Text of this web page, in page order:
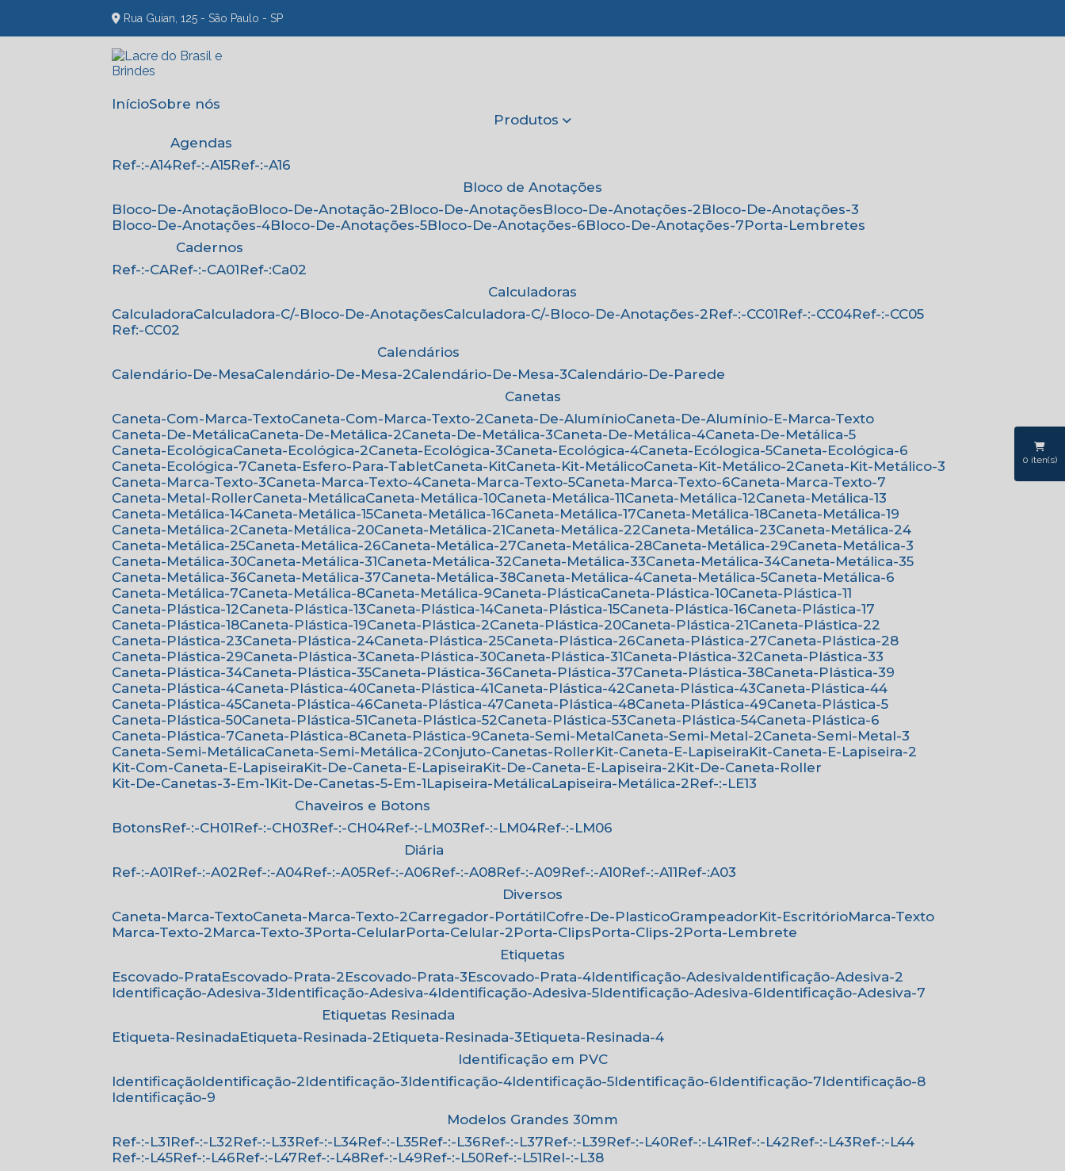
Rua Guian, 125 - São Paulo - SP
Início Sobre nós
Produtos
Agendas
Ref-:-A14
Ref-:-A15
Ref-:-A16
Bloco de Anotações
Bloco-De-Anotação
Bloco-De-Anotação-2 Bloco-De-Anotações Bloco-De-Anotações-2
Bloco-De-Anotações-3
Bloco-De-Anotações-4
Bloco-De-Anotações-5 Bloco-De-Anotações-6 Bloco-De-Anotações-7
Porta-Lembretes
Cadernos
Ref-:-CA
Ref-:-CA01
Ref-:Ca02
Calculadoras
Calculadora
Calculadora-C/-Bloco-De-Anotações Calculadora-C/-Bloco-De-Anotações-2 Ref-:-CC01 Ref-:-CC04
Ref-:-CC05
Ref:-CC02
Calendários
Calendário-De-Mesa
Calendário-De-Mesa-2 Calendário-De-Mesa-3
Calendário-De-Parede
Canetas
Caneta-Com-Marca-Texto
Caneta-Com-Marca-Texto-2 Caneta-De-Alumínio
Caneta-De-Alumínio-E-Marca-Texto
Caneta-De-Metálica
Caneta-De-Metálica-2 Caneta-De-Metálica-3 Caneta-De-Metálica-4
Caneta-De-Metálica-5
Caneta-Ecológica
Caneta-Ecológica-2 Caneta-Ecológica-3 Caneta-Ecológica-4 Caneta-Ecólogica-5
Caneta-Ecológica-6
Caneta-Ecológica-7
Caneta-Esfero-Para-Tablet Caneta-Kit Caneta-Kit-Metálico Caneta-Kit-Metálico-2
Caneta-Kit-Metálico-3
Caneta-Marca-Texto-3
Caneta-Marca-Texto-4 Caneta-Marca-Texto-5 Caneta-Marca-Texto-6
Caneta-Marca-Texto-7
Caneta-Metal-Roller
Caneta-Metálica Caneta-Metálica-10 Caneta-Metálica-11 Caneta-Metálica-12
Caneta-Metálica-13
Caneta-Metálica-14
Caneta-Metálica-15 Caneta-Metálica-16 Caneta-Metálica-17 Caneta-Metálica-18
Caneta-Metálica-19
Caneta-Metálica-2
Caneta-Metálica-20 Caneta-Metálica-21 Caneta-Metálica-22 Caneta-Metálica-23
Caneta-Metálica-24
Caneta-Metálica-25
Caneta-Metálica-26 Caneta-Metálica-27 Caneta-Metálica-28 Caneta-Metálica-29
Caneta-Metálica-3
Caneta-Metálica-30
Caneta-Metálica-31 Caneta-Metálica-32 Caneta-Metálica-33 Caneta-Metálica-34
Caneta-Metálica-35
Caneta-Metálica-36
Caneta-Metálica-37 Caneta-Metálica-38 Caneta-Metálica-4 Caneta-Metálica-5
Caneta-Metálica-6
Caneta-Metálica-7
Caneta-Metálica-8 Caneta-Metálica-9 Caneta-Plástica Caneta-Plástica-10
Caneta-Plástica-11
Caneta-Plástica-12
Caneta-Plástica-13 Caneta-Plástica-14 Caneta-Plástica-15 Caneta-Plástica-16
Caneta-Plástica-17
Caneta-Plástica-18
Caneta-Plástica-19 Caneta-Plástica-2 Caneta-Plástica-20 Caneta-Plástica-21
Caneta-Plástica-22
Caneta-Plástica-23
Caneta-Plástica-24 Caneta-Plástica-25 Caneta-Plástica-26 Caneta-Plástica-27
Caneta-Plástica-28
Caneta-Plástica-29
Caneta-Plástica-3 Caneta-Plástica-30 Caneta-Plástica-31 Caneta-Plástica-32
Caneta-Plástica-33
Caneta-Plástica-34
Caneta-Plástica-35 Caneta-Plástica-36 Caneta-Plástica-37 Caneta-Plástica-38
Caneta-Plástica-39
Caneta-Plástica-4
Caneta-Plástica-40 Caneta-Plástica-41 Caneta-Plástica-42 Caneta-Plástica-43
Caneta-Plástica-44
Caneta-Plástica-45
Caneta-Plástica-46 Caneta-Plástica-47 Caneta-Plástica-48 Caneta-Plástica-49
Caneta-Plástica-5
Caneta-Plástica-50
Caneta-Plástica-51 Caneta-Plástica-52 Caneta-Plástica-53 Caneta-Plástica-54
Caneta-Plástica-6
Caneta-Plástica-7
Caneta-Plástica-8 Caneta-Plástica-9 Caneta-Semi-Metal Caneta-Semi-Metal-2
Caneta-Semi-Metal-3
Caneta-Semi-Metálica
Caneta-Semi-Metálica-2 Conjuto-Canetas-Roller Kit-Caneta-E-Lapiseira
Kit-Caneta-E-Lapiseira-2
Kit-Com-Caneta-E-Lapiseira
Kit-De-Caneta-E-Lapiseira Kit-De-Caneta-E-Lapiseira-2
Kit-De-Caneta-Roller
Kit-De-Canetas-3-Em-1
Kit-De-Canetas-5-Em-1 Lapiseira-Metálica Lapiseira-Metálica-2
Ref-:-LE13
Chaveiros e Botons
Botons
Ref-:-CH01 Ref-:-CH03 Ref-:-CH04 Ref-:-LM03 Ref-:-LM04
Ref-:-LM06
Diária
Ref-:-A01
Ref-:-A02 Ref-:-A04 Ref-:-A05 Ref-:-A06 Ref-:-A08 Ref-:-A09 Ref-:-A10 Ref-:-A11
Ref-:A03
Diversos
Caneta-Marca-Texto
Caneta-Marca-Texto-2 Carregador-Portátil Cofre-De-Plastico Grampeador Kit-Escritório
Marca-Texto
Marca-Texto-2
Marca-Texto-3 Porta-Celular Porta-Celular-2 Porta-Clips Porta-Clips-2
Porta-Lembrete
Etiquetas
Escovado-Prata
Escovado-Prata-2 Escovado-Prata-3 Escovado-Prata-4 Identificação-Adesiva Identificação-Adesiva-2
Identificação-Adesiva-3 Identificação-Adesiva-4 Identificação-Adesiva-5 Identificação-Adesiva-6 Identificação-Adesiva-7
Etiquetas Resinada
Etiqueta-Resinada
Etiqueta-Resinada-2 Etiqueta-Resinada-3
Etiqueta-Resinada-4
Identificação em PVC
Identificação Identificação-2 Identificação-3 Identificação-4 Identificação-5 Identificação-6 Identificação-7 Identificação-8
Identificação-9
Modelos Grandes 30mm
Ref-:-L31
Ref-:-L32 Ref-:-L33 Ref-:-L34 Ref-:-L35 Ref-:-L36 Ref-:-L37 Ref-:-L39 Ref-:-L40 Ref-:-L41 Ref-:-L42 Ref-:-L43
Ref-:-L44
Ref-:-L45
Ref-:-L46 Ref-:-L47 Ref-:-L48 Ref-:-L49 Ref-:-L50 Ref-:-L51
Rel-:-L38
0 iten(s)